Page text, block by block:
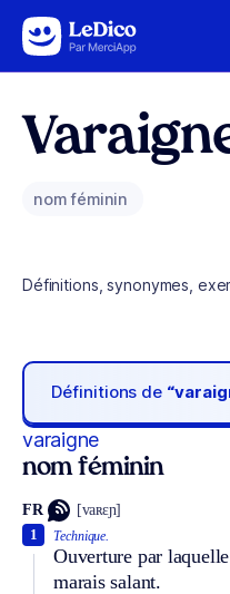
Aller au contenu
nom féminin
Définitions, synonymes,
Définitions de
varaigne
nom féminin
FR [vaʀɛɲ]
Technique.
Ouverture par
marais salant.
1